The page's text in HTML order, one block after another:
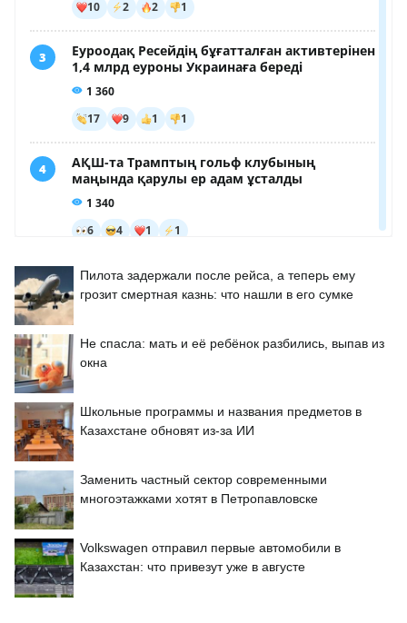
Пилота задержали после рейса, а теперь ему
грозит смертная казнь: что нашли в его сумке
Не спасла: мать и её ребёнок разбились, выпав из
окна
Школьные программы и названия предметов в
Казахстане обновят из-за ИИ
Заменить частный сектор современными
многоэтажками хотят в Петропавловске
Volkswagen отправил первые автомобили в
Казахстан: что привезут уже в августе